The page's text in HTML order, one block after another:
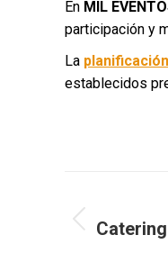
En MIL
participación y
La
establecidos
entre
Entrada